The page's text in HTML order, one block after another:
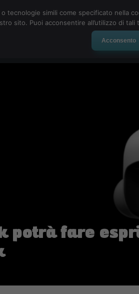
Social Network
potrà fare
tecnologie simili come specificato
sito. Puoi acconsentire all’utilizzo di
Acconsento